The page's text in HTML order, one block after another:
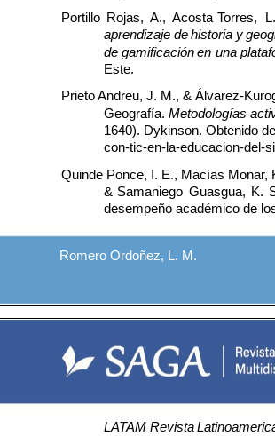
Portillo Rojas, A., Acosta Torres,
aprendizaje de historia y
de gamificación en una
Este.
Prieto Andreu, J. M., & Álvarez-
Geografía. Metodologías
1640). Dykinson. Obtenido
con-tic-en-la-educacion-del-
Romero Ordoñez, L. M.
Quinde Ponce, I. E., Macías Monar,
& Samaniego Guasgua, K.
desempeño académico de
LATAM Revista